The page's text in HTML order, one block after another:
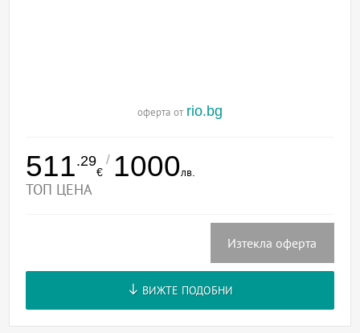
оферта от rio.bg
511.29
€
/ 1000лв.
ТОП ЦЕНА
Изтекла оферта
ВИЖТЕ ПОДОБНИ